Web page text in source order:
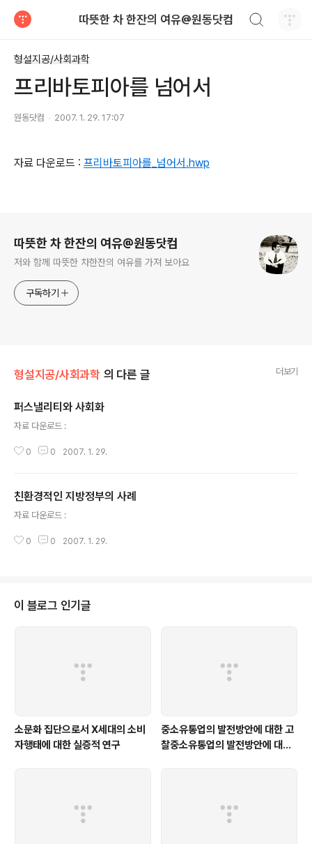
따뜻한 차 한잔의 여유@원동닷컴
형설지공/사회과학
프리바토피아를 넘어서
원동닷컴 2007. 1. 29. 17:07
자료 다운로드 : 프리바토피아를_넘어서.hwp
따뜻한 차 한잔의 여유@원동닷컴
저와 함께 따뜻한 차한잔의 여유를 가져 보아요
구독하기
형설지공/사회과학 의 다른 글 더보기
퍼스낼리티와 사회화
자료 다운로드 :
0 0 2007. 1. 29.
친환경적인 지방정부의 사례
자료 다운로드 :
0 0 2007. 1. 29.
이 블로그 인기글
소문화 집단으로서 X세대의 소비
자행태에 대한 실증적 연구
중소유통업의 발전방안에 대한 고
찰중소유통업의 발전방안에 대한